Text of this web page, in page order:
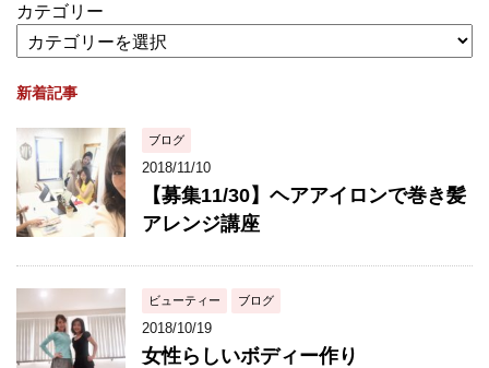
カテゴリー
新着記事
ブログ
2018/11/10
【募集11/30】ヘアアイロンで巻き髪
アレンジ講座
ビューティー ブログ
2018/10/19
女性らしいボディー作り